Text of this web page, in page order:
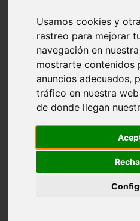
Usamos cookies y
rastreo para mejorar
navegación en
mostrarte contenidos
anuncios adecuados,
tráfico en nuestra
de donde llegan
protagonistas
reptiles
abandono
adopci n
ferias
higiene
snacks
acuario
iberzoo propet
estanques
conejos
navidad